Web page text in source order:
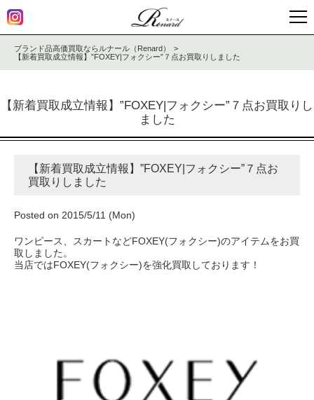
ブランド品高価買取ならルナール（Renard）
【新着買取成立情報】”FOXEY|フォクシー”７点お買取りしました
【新着買取成立情報】”FOXEY|フォクシー”７点お買取りし
ました
【新着買取成立情報】”FOXEY|フォクシー”７点お
買取りしました
Posted on 2015/5/11 (Mon)
ワンピース、スカートなどFOXEY(フォクシー)のアイテムをお買
取しました。
当店ではFOXEY(フォクシー)を強化買取しております！